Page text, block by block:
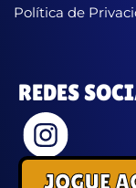
Política de
REDES
JOGUE